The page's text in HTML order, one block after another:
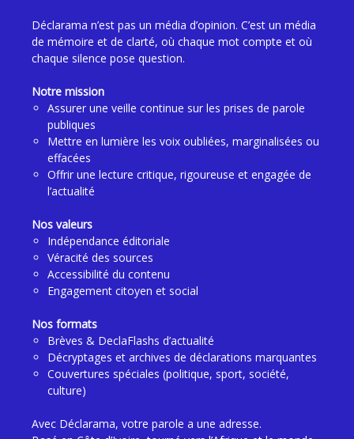
Déclarama n’est pas un média d’opinion. C’est un média
de mémoire et de clarté, où chaque mot compte et où
chaque silence pose question.
Notre mission
Assurer une veille continue sur les prises de parole
publiques
Mettre en lumière les voix oubliées, marginalisées ou
effacées
Offrir une lecture critique, rigoureuse et engagée de
l’actualité
Nos valeurs
Indépendance éditoriale
Véracité des sources
Accessibilité du contenu
Engagement citoyen et social
Nos formats
Brèves & DeclaFlashs d’actualité
Décryptages et archives de déclarations marquantes
Couvertures spéciales (politique, sport, société,
culture)
Avec Déclarama, votre parole a une adresse.